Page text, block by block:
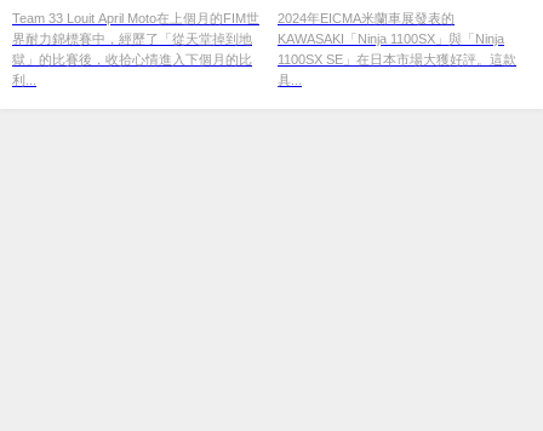
比利時站反擊
Team 33 Louit April Moto在上個月的FIM世
界耐力錦標賽中，經歷了「從天堂掉到地
獄」的比賽後，收拾心情進入下個月的比
利...
擎與實用配備登場！
2024年EICMA米蘭車展發表的
KAWASAKI「Ninja 1100SX」與「Ninja
1100SX SE」在日本市場大獲好評。這款
具...